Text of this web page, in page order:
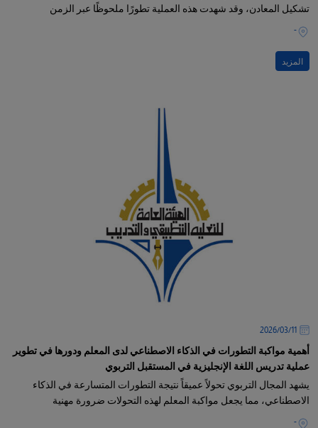
تشكيل المعادن، وقد شهدت هذه العملية تطورًا ملحوظًا عبر الزمن
-
المزيد
11‏/03‏/2026
أهمية مواكبة التطورات في الذكاء الاصطناعي لدى المعلم ودورها في تطوير
عملية تدريس اللغة الإنجليزية في المستقبل التربوي
يشهد المجال التربوي تحولاً عميقاً نتيجة التطورات المتسارعة في الذكاء
الاصطناعي، مما يجعل مواكبة المعلم لهذه التحولات ضرورة مهنية
-